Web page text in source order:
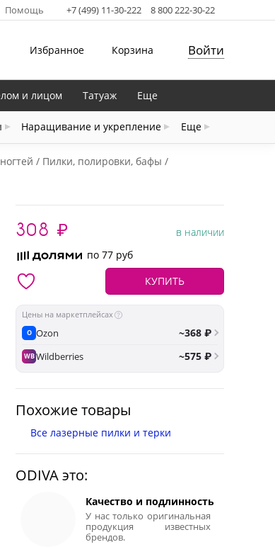
Помощь +7 (499) 11-30-222 8 800 222-30-22
Избранное Корзина Войти
Наращивание и укрепление Еще
и лицом Татуаж Еще
Пилки, полировки, бафы
308 ₽
в наличии
по 77 руб
КУПИТЬ
Цены на маркетплейсах
O Ozon ~368 ₽
WBWildberries ~575 ₽
Похожие товары
Все лазерные пилки и терки
ODIVA это:
Качество и подлинность
У нас только оригинальная
продукция известных
брендов.